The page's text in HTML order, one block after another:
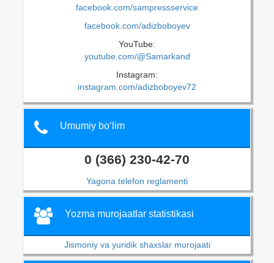
facebook.com/sampressservice
facebook.com/adizboboyev
YouTube:
youtube.com/@Samarkand
Instagram:
instagram.com/adizboboyev72
Umumiy bo‘lim
0 (366) 230-42-70
Yagona telefon reglamenti
Yozma murojaatlar statistikasi
Jismoniy va yuridik shaxslar murojaati